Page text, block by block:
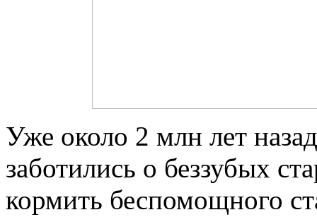
Уже около 2 млн лет
заботились о беззубых
кормить беспомощного